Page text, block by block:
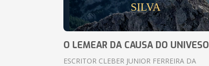
O LEMEAR DA CAUSA DO UNIVESO
ESCRITOR CLEBER JUNIOR FERREIRA DA